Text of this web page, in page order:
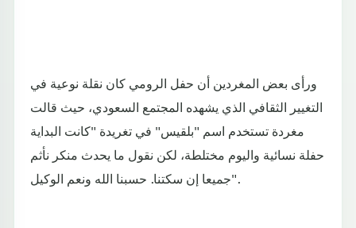
ورأى بعض المغردين أن حفل الرومي كان نقلة نوعية في
التغيير الثقافي الذي يشهده المجتمع السعودي، حيث قالت
مغردة تستخدم اسم "بلقيس" في تغريدة "كانت البداية
حفلة نسائية واليوم مختلطة، لكن نقول ما يحدث منكر نأثم
جميعا إن سكتنا. حسبنا الله ونعم الوكيل".